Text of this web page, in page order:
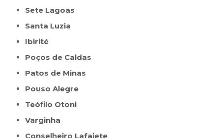
Sete Lagoas
Santa Luzia
Ibirité
Poços de Caldas
Patos de Minas
Pouso Alegre
Teófilo Otoni
Varginha
Conselheiro Lafaiete